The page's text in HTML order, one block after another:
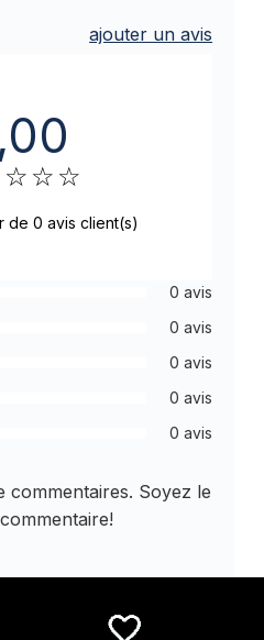
ajouter un avis
☆ ☆ ☆
de 0 avis client(s)
0 avis
0 avis
0 avis
0 avis
0 avis
commentaires. Soyez le